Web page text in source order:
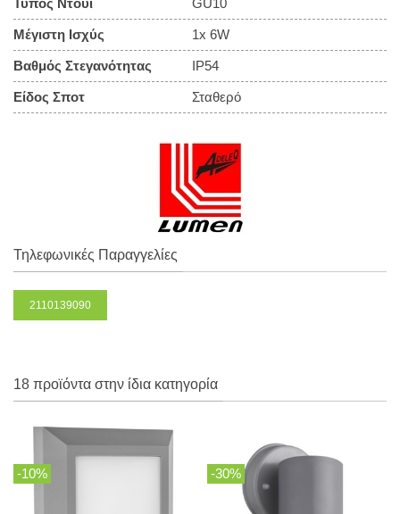
Τύπος Ντουί GU10
Μέγιστη Ισχύς 1x 6W
Βαθμός Στεγανότητας IP54
Είδος Σποτ Σταθερό
Τηλεφωνικές Παραγγελίες
2110139090
18 προϊόντα στην ίδια κατηγορία
-10% -30%